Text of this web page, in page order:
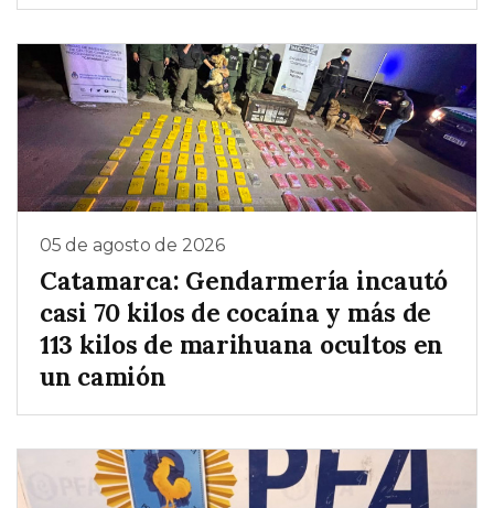
05 de agosto de 2026
Catamarca: Gendarmería incautó
casi 70 kilos de cocaína y más de
113 kilos de marihuana ocultos en
un camión